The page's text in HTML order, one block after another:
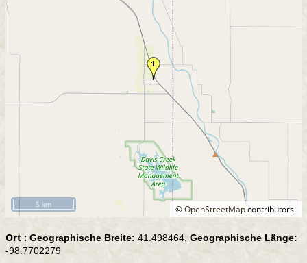
©OpenStreetMapcontributors.
5 km
Ort : Geographische Breite: 41.498464, Geographische Länge:
-98.7702279